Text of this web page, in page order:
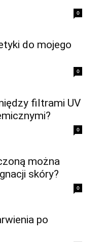
0
do mojego
0
filtrami UV
0
można
skóry?
0
po